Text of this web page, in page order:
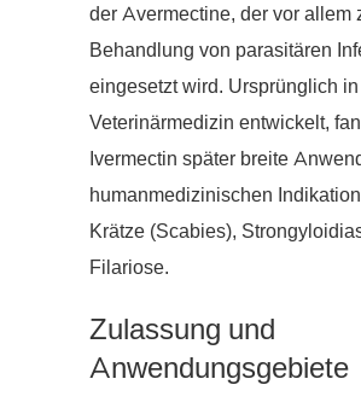
der Avermectine, der vor allem
Behandlung von parasitären
eingesetzt wird. Ursprünglich
Veterinärmedizin entwickelt,
Ivermectin später breite
humanmedizinischen
Krätze (Scabies),
Filariose.
Zulassung und
Anwendungsgebiete